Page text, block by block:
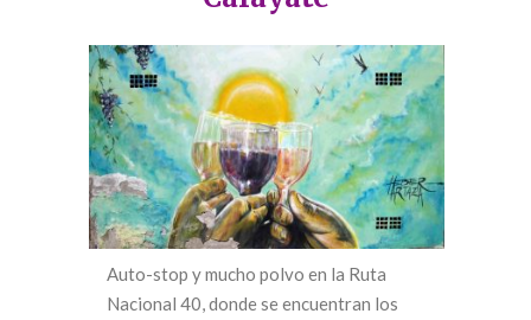
Auto-stop y mucho polvo en la Ruta
Nacional 40, donde se encuentran los